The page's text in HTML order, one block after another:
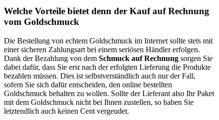
Welche Vorteile bietet denn der Kauf auf Rechnung
vom Goldschmuck
Die Bestellung von echtem Goldschmuck im Internet sollte stets mit
einer sicheren Zahlungsart bei einem seriösen Händler erfolgen.
Dank der Bezahlung von dem Schmuck auf Rechnung sorgen Sie
dabei dafür, dass Sie erst nach der erfolgten Lieferung die Produkte
bezahlen müssen. Dies ist selbstverständlich auch nur der Fall,
sofern Sie sich dafür entscheiden, den online bestellten
Goldschmuck behalten zu wollen. Sollte der Lieferant also Ihr Paket
mit dem Goldschmuck nicht bei Ihnen zustellen, so haben Sie
letztendlich auch keinen Cent vergeudet.